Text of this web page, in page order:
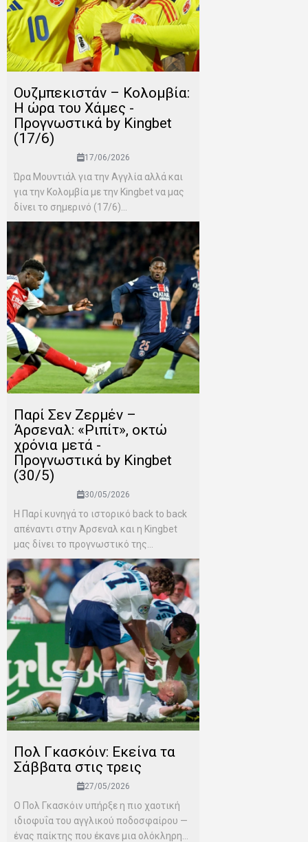
Ουζμπεκιστάν – Κολομβία:
Η ώρα του Χάμες -
Προγνωστικά by Kingbet
(17/6)
17/06/2026
Ώρα Μουντιάλ για την Αγγλία αλλά και
για την Κολομβία με την Kingbet να μας
δίνει το σημερινό (17/6)...
Παρί Σεν Ζερμέν –
Άρσεναλ: «Ριπίτ», οκτώ
χρόνια μετά -
Προγνωστικά by Kingbet
(30/5)
30/05/2026
Η Παρί κυνηγά το ιστορικό back to back
απέναντι στην Άρσεναλ και η Kingbet
μας δίνει το προγνωστικό της...
Πολ Γκασκόιν: Εκείνα τα
Σάββατα στις τρεις
27/05/2026
Ο Πολ Γκασκόιν υπήρξε η πιο χαοτική
ιδιοφυΐα του αγγλικού ποδοσφαίρου —
ένας παίκτης που έκανε μια ολόκληρη...